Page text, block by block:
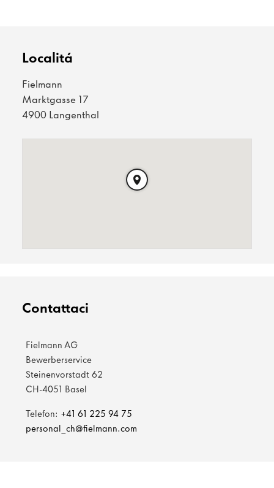
Localitá
Fielmann
Marktgasse 17
4900 Langenthal
Contattaci
Fielmann AG
Bewerberservice
Steinenvorstadt 62
CH-4051 Basel
Telefon: +41 61 225 94 75
personal_ch@fielmann.com